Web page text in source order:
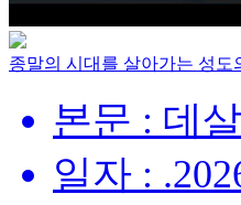
종말의 시대를 살아가는 성도
본문 : 데
일자 :